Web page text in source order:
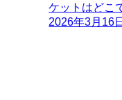
ケットはどこ
2026年3月16日